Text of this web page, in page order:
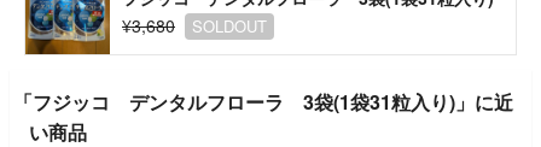
¥3,680
SOLDOUT
「フジッコ デンタルフローラ 3袋(1袋31粒入り)」に近
い商品